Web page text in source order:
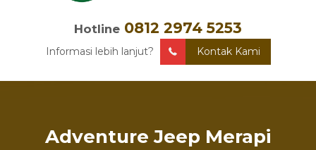
Hotline 0812 2974 5253
Informasi lebih lanjut? Kontak Kami
Adventure Jeep Merapi